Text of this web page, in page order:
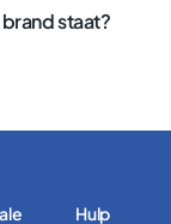
staat?
Hulp